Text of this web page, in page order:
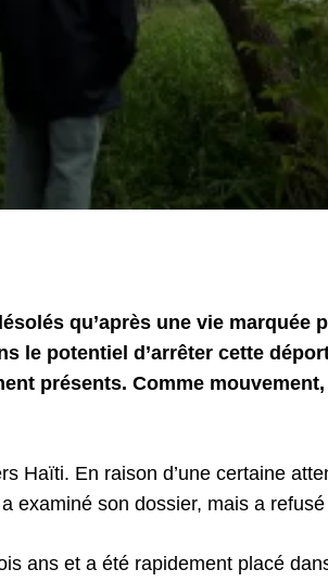
qu’après une vie marquée
le potentiel d’arrêter cette
présents. Comme
Haïti. En raison d’une certaine
examiné son dossier, mais a refusé
ans et a été rapidement placé